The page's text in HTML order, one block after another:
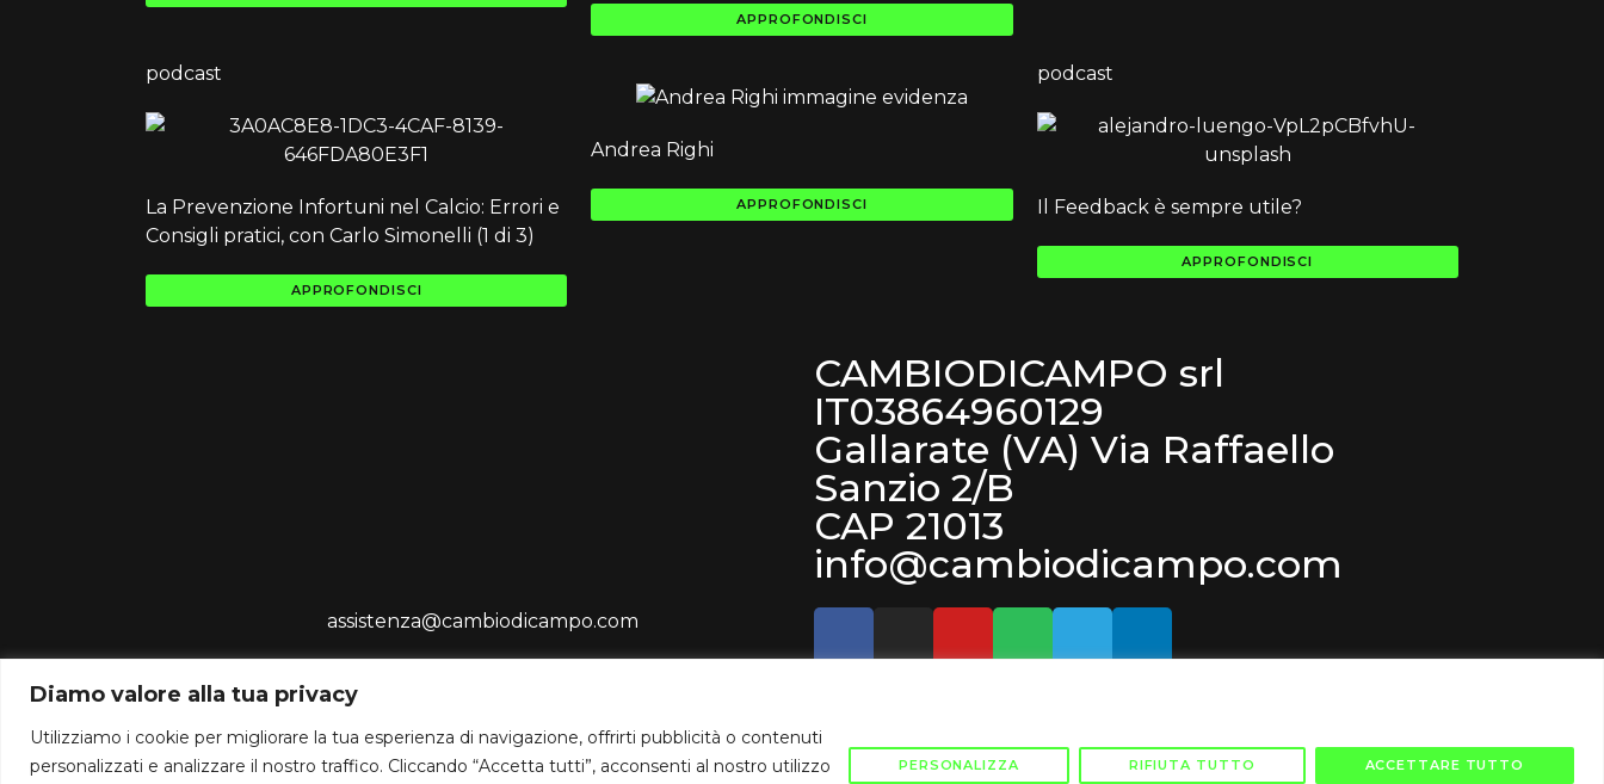
Diamo valore alla tua privacy
Utilizziamo i cookie per migliorare la tua esperienza di navigazione, offrirti pubblicità o contenuti
personalizzati e analizzare il nostro traffico. Cliccando “Accetta tutti”, acconsenti al nostro utilizzo
PERSONALIZZA RIFIUTA TUTTO ACCETTARE TUTTO
APPROFONDISCI
podcast
La Prevenzione Infortuni nel Calcio: Errori e
Consigli pratici, con Carlo Simonelli (1 di 3)
APPROFONDISCI
Andrea Righi
APPROFONDISCI
podcast
Il Feedback è sempre utile?
APPROFONDISCI
CAMBIODICAMPO srl
IT03864960129
Gallarate (VA) Via Raffaello
Sanzio 2/B
CAP 21013
info@cambiodicampo.com
assistenza@cambiodicampo.com
Privacy policy Termini e condizioni